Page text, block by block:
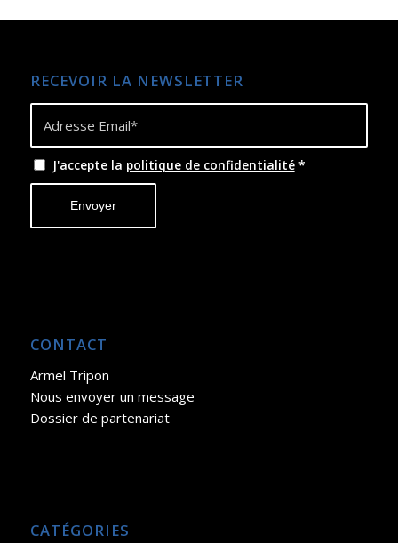
RECEVOIR LA NEWSLETTER
J'accepte la politique de confidentialité *
CONTACT
Armel Tripon
Nous envoyer un message
Dossier de partenariat
CATÉGORIES